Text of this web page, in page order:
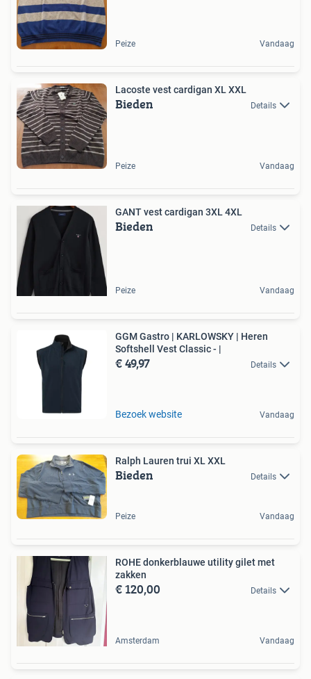
Peize Vandaag
Lacoste vest cardigan XL XXL
Bieden Details
Peize Vandaag
GANT vest cardigan 3XL 4XL
Bieden Details
Peize Vandaag
GGM Gastro | KARLOWSKY | Heren
Softshell Vest Classic - |
€ 49,97 Details
Bezoek website Vandaag
Ralph Lauren trui XL XXL
Bieden Details
Peize Vandaag
ROHE donkerblauwe utility gilet met
zakken
€ 120,00 Details
Amsterdam Vandaag